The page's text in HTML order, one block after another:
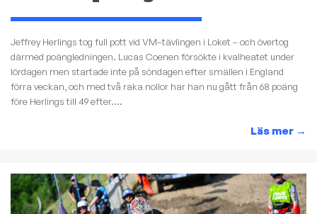
Jeffrey Herlings tog full pott vid VM–tävlingen i Loket – och övertog
därmed poängledningen. Lucas Coenen försökte i kvalheatet under
lördagen men startade inte på söndagen efter smällen i England
förra veckan, och med två raka nollor har han nu gått från 68 poäng
före Herlings till 49 efter....
Läs mer →